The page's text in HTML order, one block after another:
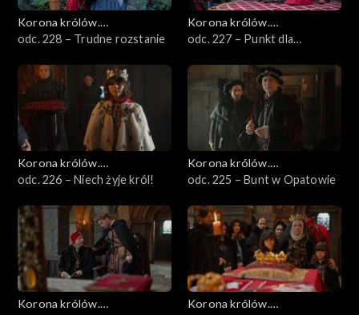
Korona królów.
Jagiellonowie
odc. 228 – Trudne rozstanie
Korona królów.
Jagiellonowie
odc. 227 – Punkt dla
Korona królów.
Jagiellonowie
odc. 226 – Niech żyje król!
Korona królów.
Jagiellonowie
odc. 225 – Bunt w Opatowie
Korona królów.
Korona królów.